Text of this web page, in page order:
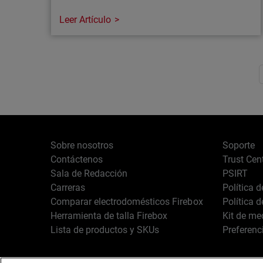
Descubre cómo los servicios MDR y la
fatiga de alertas, mejorar la detección de
amenazas y responder con mayor rapidez
ante los ataques más sigilosos de la
actualidad.
Leer Artículo
Sobre nosotros
Contáctenos
Sala de Redacción
Carreras
Comparar electrodomésticos Firebox
Herramienta de talla Firebox
Lista de productos y SKUs
Soporte
Trust
PSIRT
Política
Política
Kit de